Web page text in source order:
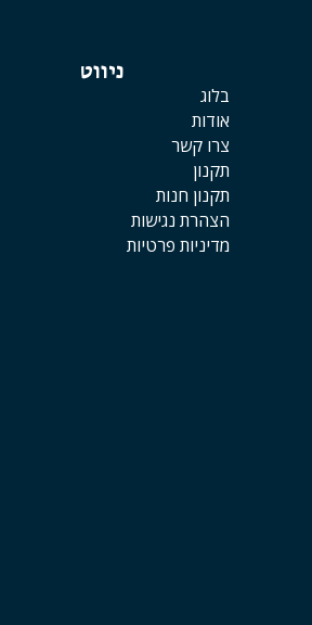
ניווט
בלוג
אודות
צרו קשר
תקנון
תקנון חנות
הצהרת נגישות
מדיניות פרטיות